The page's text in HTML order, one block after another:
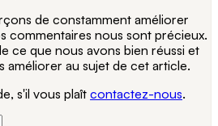
de constamment améliorer
commentaires nous sont précieux.
ce que nous avons bien réussi et
améliorer au sujet de cet article.
s'il vous plaît contactez-nous.